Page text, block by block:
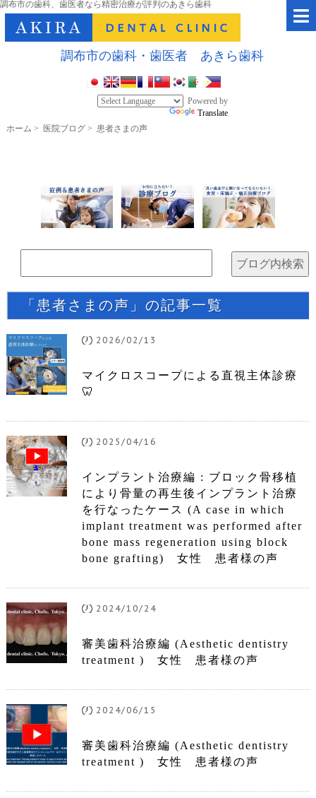
調布市の歯科、歯医者なら精密治療が評判のあきら歯科
調布市の歯科・歯医者 あきら歯科
Powered by
Translate
ホーム > 医院ブログ> 患者さまの声
「患者さまの声」の記事一覧
2026/02/13
マイクロスコープによる直視主体診療
🦷
2025/04/16
インプラント治療編 : ブロック骨移植
により骨量の再生後インプラント治療
を行なったケース (A case in which
implant treatment was performed after
bone mass regeneration using block
bone grafting) 女性 患者様の声
2024/10/24
審美歯科治療編 (Aesthetic dentistry
treatment ) 女性 患者様の声
2024/06/15
審美歯科治療編 (Aesthetic dentistry
treatment ) 女性 患者様の声